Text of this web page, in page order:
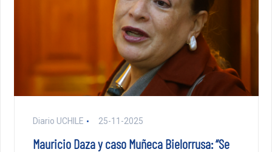
Diario UCHILE 25-11-2025
Mauricio Daza y caso Muñeca Bielorrusa: “Se